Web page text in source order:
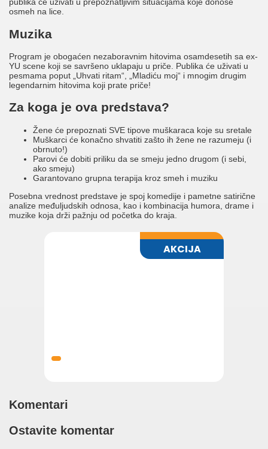
osmeh na lice.
Muzika
Program je obogaćen nezaboravnim hitovima osamdesetih sa ex-
YU scene koji se savršeno uklapaju u priče. Publika će uživati u
pesmama poput „Uhvati ritam“, „Mladiću moj“ i mnogim drugim
legendarnim hitovima koji prate priče!
Za koga je ova predstava?
Žene će prepoznati SVE tipove muškaraca koje su sretale
Muškarci će konačno shvatiti zašto ih žene ne razumeju (i
obrnuto!)
Parovi će dobiti priliku da se smeju jedno drugom (i sebi,
ako smeju)
Garantovano grupna terapija kroz smeh i muziku
Posebna vrednost predstave je spoj komedije i pametne satirične
analize međuljudskih odnosa, kao i kombinacija humora, drame i
muzike koja drži pažnju od početka do kraja.
Komentari
Ostavite komentar